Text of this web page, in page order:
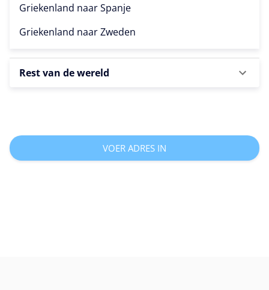
Griekenland naarSpanje
Griekenland naarZweden
Rest van de wereld
VOER ADRES IN